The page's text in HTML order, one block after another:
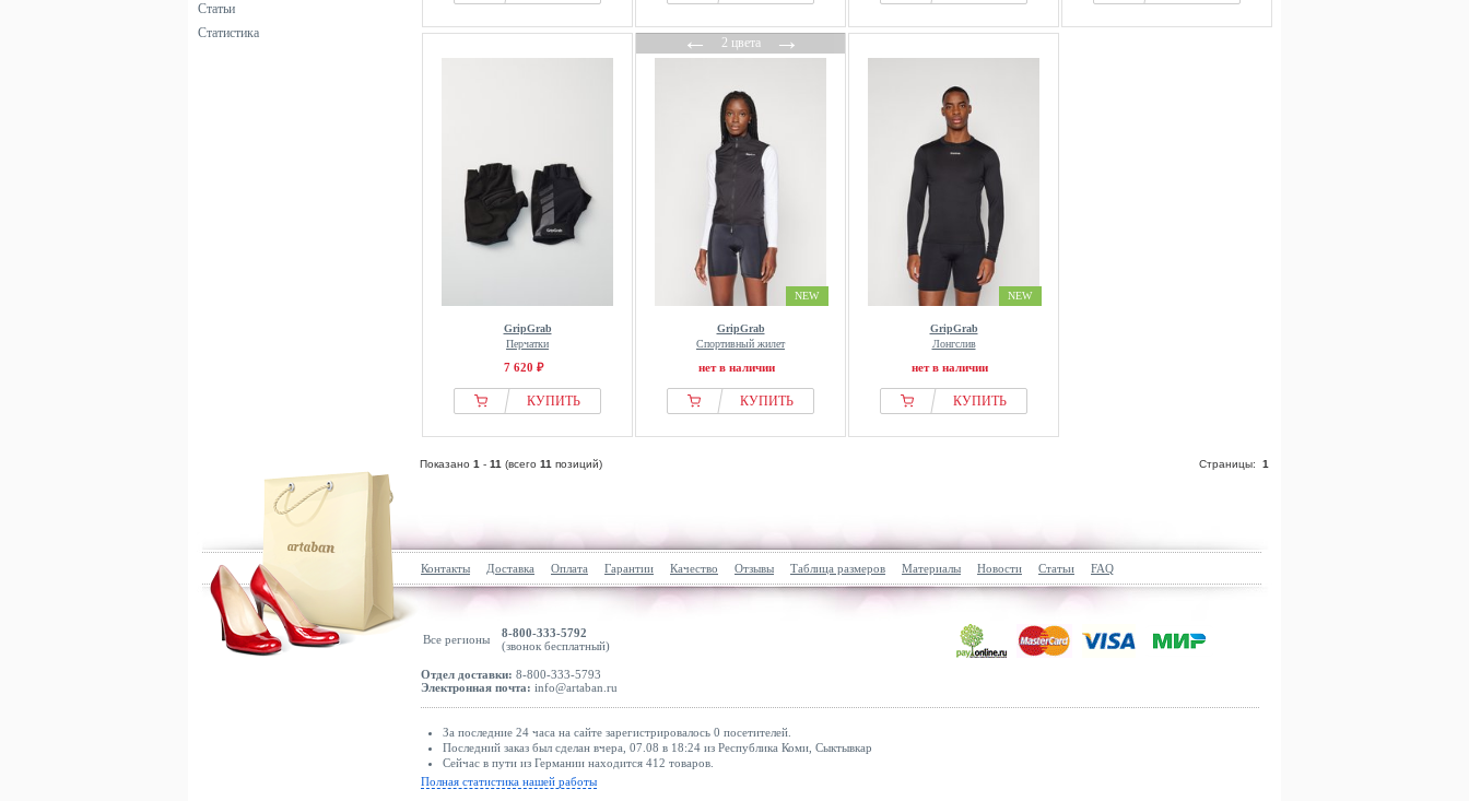
Статьи
Статистика
GripGrab
Перчатки
7 620 ₽
КУПИТЬ
←2 цвета→
NEW
GripGrab
Спортивный жилет
нет в наличии
КУПИТЬ
NEW
GripGrab
Лонгслив
нет в наличии
КУПИТЬ
Показано 1 - 11 (всего 11 позиций) Страницы: 1
Контакты Доставка Оплата Гарантии Качество Отзывы Таблица размеров Материалы Новости Статьи FAQ
Все регионы
8-800-333-5792
(звонок бесплатный)
Отдел доставки: 8-800-333-5793
Электронная почта: info@artaban.ru
За последние 24 часа на сайте зарегистрировалось 0 посетителей.
Последний заказ был сделан вчера, 07.08 в 18:24 из Республика Коми, Сыктывкар
Сейчас в пути из Германии находится 412 товаров.
Полная статистика нашей работы